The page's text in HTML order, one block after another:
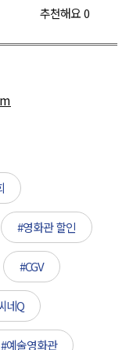
추천해요 0
#영화관 할인
#CGV
네Q
#예술영화관